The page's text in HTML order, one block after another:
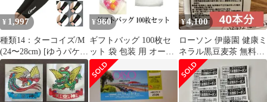
¥ 1,997
種類14：ターコイズ/M
(24〜28cm) [ゆうパケッ
ト/ネコポスで全国送料
無料!代金引換購入不可
／配達日時指定不可]
D&M(ディーアンドエ
¥960
ギフトバッグ 100枚セ
ット 袋 包装 用 オーガ
ンジー 巾着 袋 7× 9cm
100 枚 無地 ホワイト
プレゼント 景品 小物
収納 おしゃれ ET-P-
¥4,100
ローソン 伊藤園 健康ミ
ネラル黒豆麦茶 無料引
換券 40枚